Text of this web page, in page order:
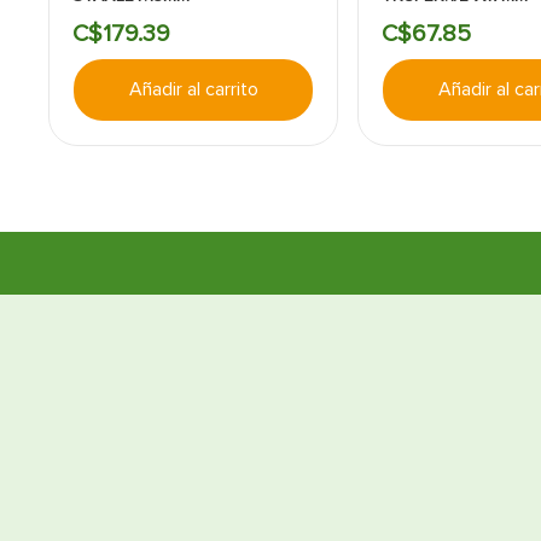
C$179.39
Añadir al carrito
C$67.85
Añadir al